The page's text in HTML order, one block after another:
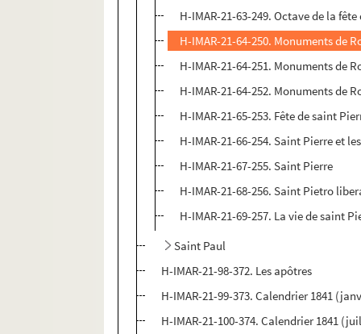
H-IMAR-21-63-249. Octave de la
H-IMAR-21-64-250. Monuments de
H-IMAR-21-64-251. Monuments de
H-IMAR-21-64-252. Monuments de
H-IMAR-21-65-253. Fête de saint
H-IMAR-21-66-254. Saint Pierre et
H-IMAR-21-67-255. Saint Pierre
H-IMAR-21-68-256. Saint Pietro
H-IMAR-21-69-257. La vie de saint
Saint Paul
H-IMAR-21-98-372. Les apôtres
H-IMAR-21-99-373. Calendrier 1841
H-IMAR-21-100-374. Calendrier 1841